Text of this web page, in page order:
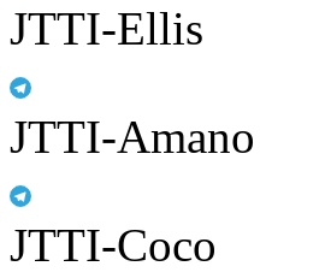
JTTI-Ellis
JTTI-Amano
JTTI-Coco